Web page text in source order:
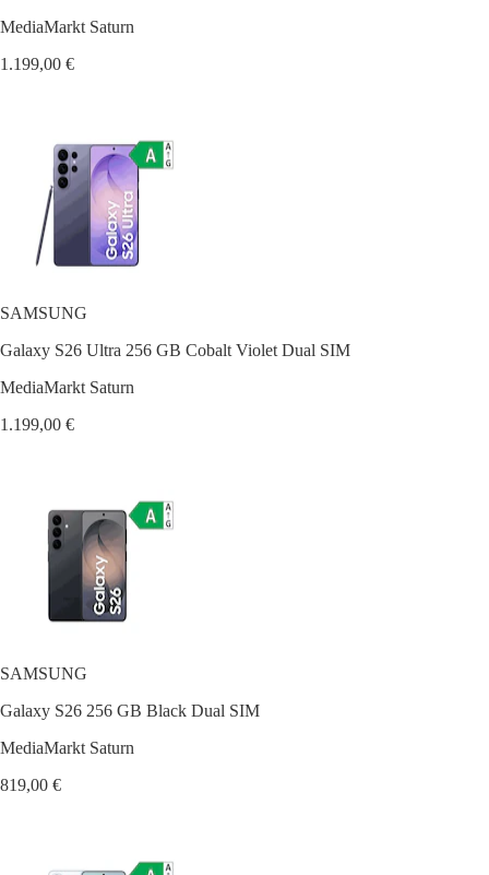
MediaMarkt Saturn
1.199,00 €
SAMSUNG
Galaxy S26 Ultra 256 GB Cobalt Violet Dual SIM
MediaMarkt Saturn
1.199,00 €
SAMSUNG
Galaxy S26 256 GB Black Dual SIM
MediaMarkt Saturn
819,00 €